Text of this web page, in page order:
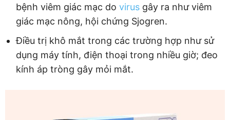
bệnh viêm giác mạc do virus gây ra như viêm
giác mạc nông, hội chứng Sjogren.
Điều trị khô mắt trong các trường hợp như sử
dụng máy tính, điện thoại trong nhiều giờ; đeo
kính áp tròng gây mỏi mắt.